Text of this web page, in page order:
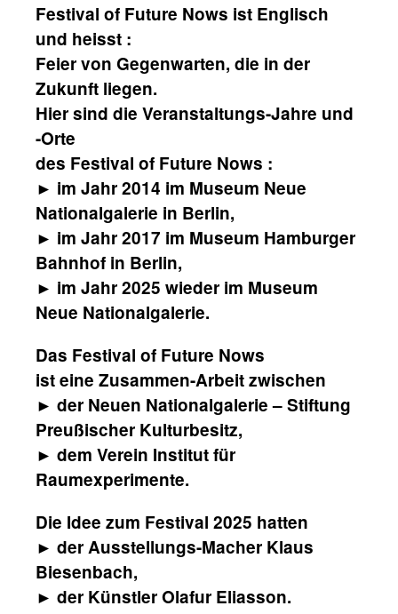
Festival of Future Nows ist Englisch
und heisst :
Feier von Gegenwarten, die in der
Zukunft liegen.
Hier sind die Veranstaltungs-Jahre und
-Orte
des Festival of Future Nows :
► im Jahr 2014 im Museum Neue
Nationalgalerie in Berlin,
► im Jahr 2017 im Museum Hamburger
Bahnhof in Berlin,
► im Jahr 2025 wieder im Museum
Neue Nationalgalerie.
Das Festival of Future Nows
ist eine Zusammen-Arbeit zwischen
► der Neuen Nationalgalerie – Stiftung
Preußischer Kulturbesitz,
► dem Verein Institut für
Raumexperimente.
Die Idee zum Festival 2025 hatten
► der Ausstellungs-Macher Klaus
Biesenbach,
► der Künstler Olafur Eliasson.